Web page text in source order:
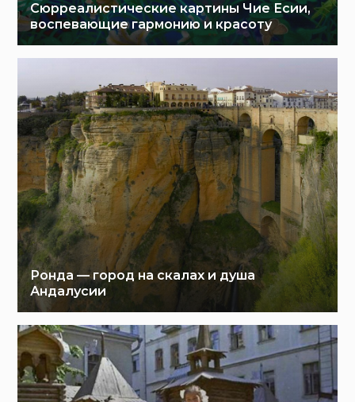
Сюрреалистические картины Чие Есии,
воспевающие гармонию и красоту
Ронда — город на скалах и душа
Андалусии